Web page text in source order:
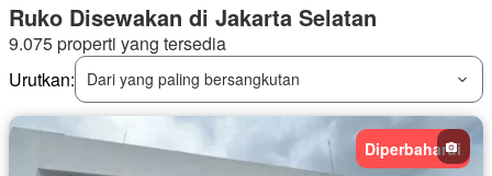
Ruko Disewakan di Jakarta Selatan
9.075 properti yang tersedia
Urutkan:
Dari yang paling bersangkutan
Diperbaharui